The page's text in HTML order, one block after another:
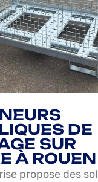
DE
SUR
À ROUEN
propose des